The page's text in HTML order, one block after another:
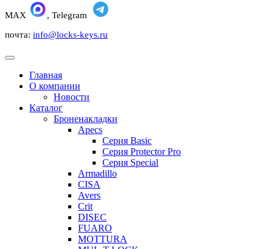
MAX
, Telegram
почта: info@locks-keys.ru
Главная
О компании
Новости
Каталог
Броненакладки
Apecs
Серия Basic
Серия Protector Pro
Серия Special
Armadillo
CISA
Avers
Crit
DISEC
FUARO
MOTTURA